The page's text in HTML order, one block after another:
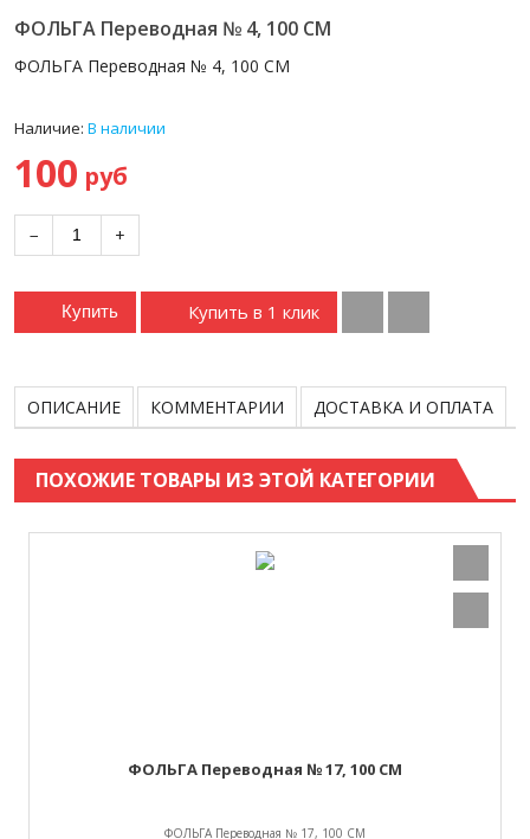
ФОЛЬГА Переводная № 4, 100 СМ
ФОЛЬГА Переводная № 4, 100 СМ
Наличие: В наличии
100 руб
− +
Купить Купить в 1 клик
ОПИСАНИЕ КОММЕНТАРИИ ДОСТАВКА И ОПЛАТА
ПОХОЖИЕ ТОВАРЫ ИЗ ЭТОЙ КАТЕГОРИИ
ФОЛЬГА Переводная № 17, 100 СМ
ФОЛЬГА Переводная № 17, 100 СМ